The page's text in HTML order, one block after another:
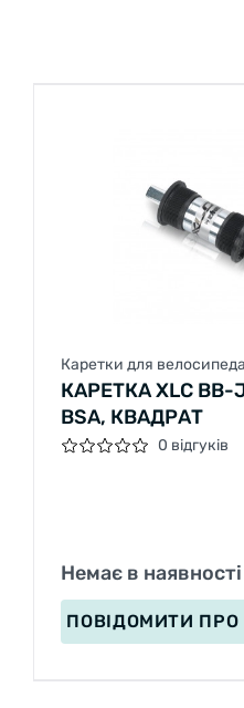
Каретки для велосипеда
КАРЕТКА XLC BB-
BSA, КВАДРАТ
0 відгуків
Немає в наявності
ПОВІДОМИТИ ПРО